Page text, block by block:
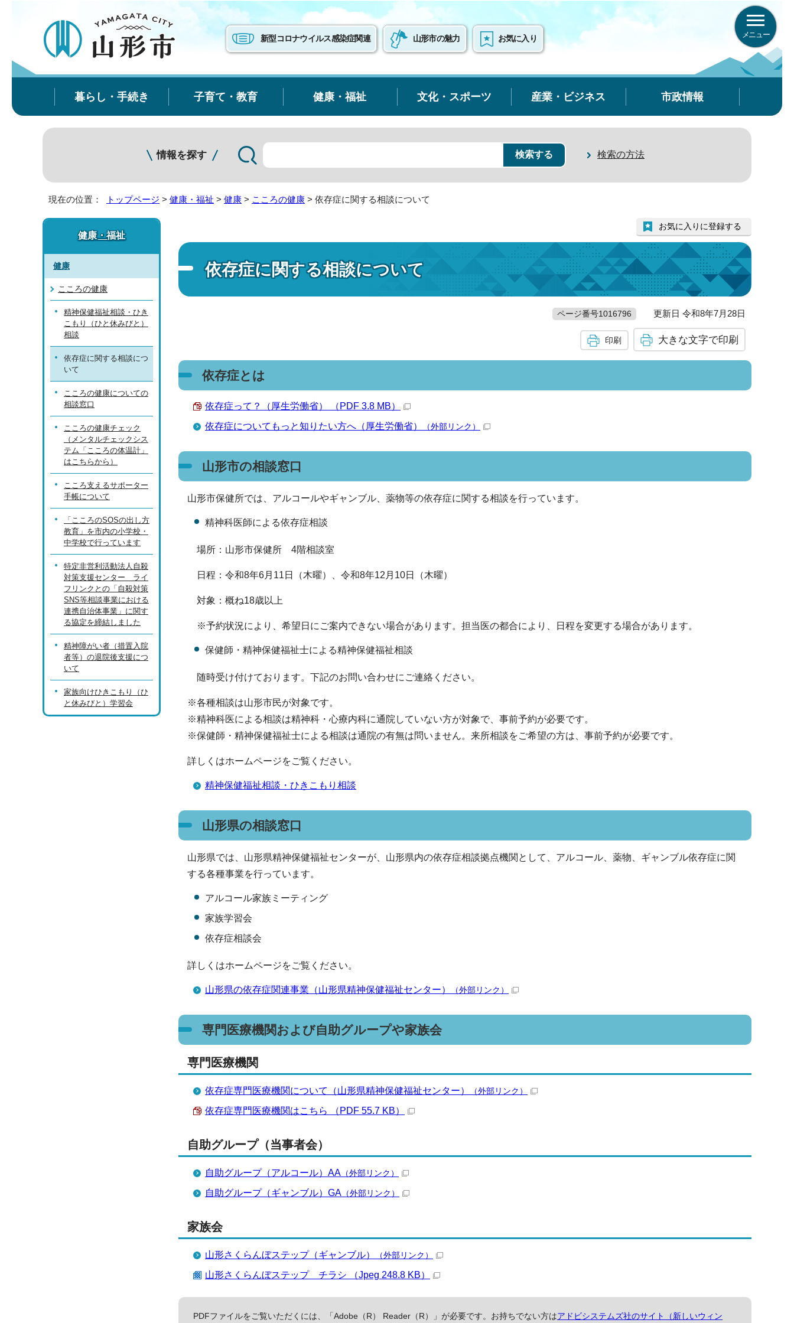
新型コロナウイルス感染症関連 山形市の魅力 お気に入り メニュー
暮らし・手続き 子育て・教育 健康・福祉 文化・スポーツ 産業・ビジネス 市政情報
情報を探す 検索の方法
現在の位置： トップページ > 健康・福祉 > 健康 > こころの健康 > 依存症に関する相談について
依存症に関する相談について
お気に入りに登録する
ページ番号1016796 更新日 令和8年7月28日
印刷 大きな文字で印刷
依存症とは
依存症って？（厚生労働省） （PDF 3.8 MB）
依存症についてもっと知りたい方へ（厚生労働省）
（外部リンク）
山形市の相談窓口
山形市保健所では、アルコールやギャンブル、薬物等の依存症に関する相談を行っています。
精神科医師による依存症相談
場所：山形市保健所 4階相談室
日程：令和8年6月11日（木曜）、令和8年12月10日（木曜）
対象：概ね18歳以上
※予約状況により、希望日にご案内できない場合があります。担当医の都合により、日程を変更する場合があります。
保健師・精神保健福祉士による精神保健福祉相談
随時受け付けております。下記のお問い合わせにご連絡ください。
※各種相談は山形市民が対象です。
※精神科医による相談は精神科・心療内科に通院していない方が対象で、事前予約が必要です。
※保健師・精神保健福祉士による相談は通院の有無は問いません。来所相談をご希望の方は、事前予約が必要です。
詳しくはホームページをご覧ください。
精神保健福祉相談・ひきこもり相談
山形県の相談窓口
山形県では、山形県精神保健福祉センターが、山形県内の依存症相談拠点機関として、アルコール、薬物、ギャンブル依存症に関
する各種事業を行っています。
アルコール家族ミーティング
家族学習会
依存症相談会
詳しくはホームページをご覧ください。
山形県の依存症関連事業（山形県精神保健福祉センター） （外部リンク）
専門医療機関および自助グループや家族会
専門医療機関
依存症専門医療機関について（山形県精神保健福祉センター） （外部リンク）
依存症専門医療機関はこちら （PDF 55.7 KB）
自助グループ（当事者会）
自助グループ（アルコール）AA （外部リンク）
自助グループ（ギャンブル）GA （外部リンク）
家族会
山形さくらんぼステップ（ギャンブル） （外部リンク）
山形さくらんぼステップ チラシ （Jpeg 248.8 KB）
PDFファイルをご覧いただくには、「Adobe（R） Reader（R）」が必要です。お持ちでない方はアドビシステムズ社のサイト（新しいウィン
健康・福祉
健康
こころの健康
精神保健福祉相談・ひき
こもり（ひと休みびと）
相談
依存症に関する相談につ
いて
こころの健康についての
相談窓口
こころの健康チェック
（メンタルチェックシス
テム「こころの体温計」
はこちらから）
こころ支えるサポーター
手帳について
「こころのSOSの出し方
教育」を市内の小学校・
中学校で行っています
特定非営利活動法人自殺
対策支援センター ライ
フリンクとの「自殺対策
SNS等相談事業における
連携自治体事業」に関す
る協定を締結しました
精神障がい者（措置入院
者等）の退院後支援につ
いて
家族向けひきこもり（ひ
と休みびと）学習会